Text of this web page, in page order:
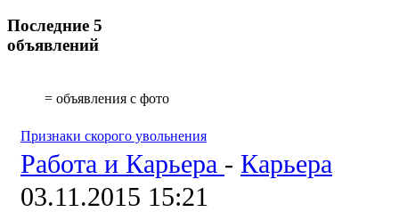
Последние 5
объявлений
= объявления с фото
Признаки скорого увольнения
Работа и Карьера - Карьера
03.11.2015 15:21